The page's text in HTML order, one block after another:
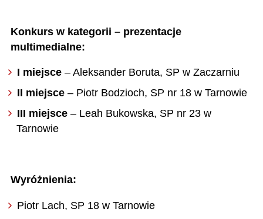
Konkurs w kategorii –prezentacje
multimedialne:
I miejsce– Aleksander Boruta, SP w Zaczarniu
II miejsce– Piotr Bodzioch, SP nr 18 w Tarnowie
III miejsce– Leah Bukowska, SP nr 23 w
Tarnowie
Wyróżnienia:
Piotr Lach, SP 18 w Tarnowie